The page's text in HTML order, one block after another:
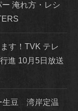
淹れ方・レシ
す！TVK テレ
進 10月5日放送
生豆 湾岸定温